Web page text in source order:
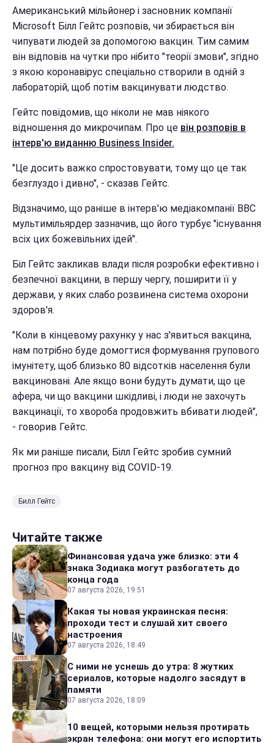
Американський мільйонер і засновник компанії
Microsoft Білл Гейтс розповів, чи збирається він
чипувати людей за допомогою вакцин. Тим самим
він відповів на чутки про нібито "теорії змови", згідно
з якою коронавірус спеціально створили в одній з
лабораторій, щоб потім вакцинувати людство.
Гейтс повідомив, що ніколи не мав ніякого
відношення до микрочипам. Про це він розповів в
інтерв'ю виданню Business Insider.
"Це досить важко спростовувати, тому що це так
безглуздо і дивно", - сказав Гейтс.
Відзначимо, що раніше в інтерв'ю медіакомпанії BBC
мультимільярдер зазначив, що його турбує "існування
всіх цих божевільних ідей".
Біл Гейтс закликав влади після розробки ефективно і
безпечної вакцини, в першу чергу, поширити її у
держави, у яких слабо розвинена система охорони
здоров'я.
"Коли в кінцевому рахунку у нас з'явиться вакцина,
нам потрібно буде домогтися формування групового
імунітету, щоб близько 80 відсотків населення були
вакциновані. Але якщо вони будуть думати, що це
афера, чи що вакцини шкідливі, і люди не захочуть
вакцинації, то хвороба продовжить вбивати людей",
- говорив Гейтс.
Як ми раніше писали, Білл Гейтс зробив сумний
прогноз про вакцину від COVID-19.
Билл Гейтс
Читайте также
Финансовая удача уже близко: эти 4
знака Зодиака могут разбогатеть до
конца года
07 августа 2026, 19:51
Какая ты новая украинская песня:
проходи тест и слушай хит своего
настроения
07 августа 2026, 18:49
С ними не уснешь до утра: 8 жутких
сериалов, которые надолго засядут в
памяти
07 августа 2026, 18:09
10 вещей, которыми нельзя протирать
экран телефона: они могут его испортить